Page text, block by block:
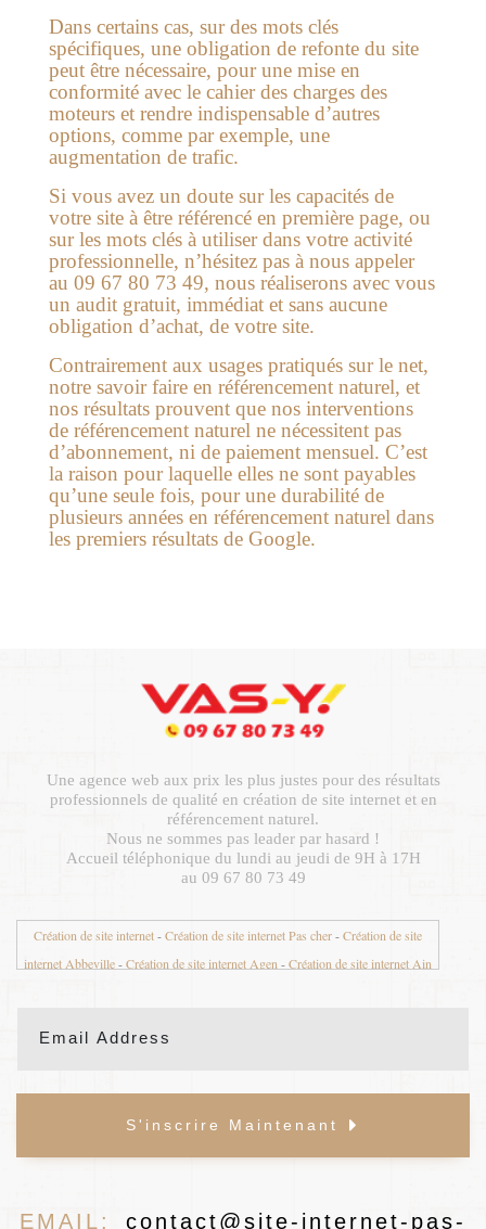
Dans certains cas, sur des mots clés
spécifiques, une obligation de refonte du site
peut être nécessaire, pour une mise en
conformité avec le cahier des charges des
moteurs et rendre indispensable d’autres
options, comme par exemple, une
augmentation de trafic.
Si vous avez un doute sur les capacités de
votre site à être référencé en première page, ou
sur les mots clés à utiliser dans votre activité
professionnelle, n’hésitez pas à nous appeler
au 09 67 80 73 49, nous réaliserons avec vous
un audit gratuit, immédiat et sans aucune
obligation d’achat, de votre site.
Contrairement aux usages pratiqués sur le net,
notre savoir faire en référencement naturel, et
nos résultats prouvent que nos interventions
de référencement naturel ne nécessitent pas
d’abonnement, ni de paiement mensuel. C’est
la raison pour laquelle elles ne sont payables
qu’une seule fois, pour une durabilité de
plusieurs années en référencement naturel dans
les premiers résultats de Google.
Une agence web aux prix les plus justes pour des résultats
professionnels de qualité en création de site internet et en
référencement naturel.
Nous ne sommes pas leader par hasard !
Accueil téléphonique du lundi au jeudi de 9H à 17H
au 09 67 80 73 49
Création de site internet-Création de site internet Pas cher-Création de site
internet Abbeville-Création de site internet Agen -Création de site internet Ain
Création de site internet Albertville
internet Alpes Maritimes 06-Création de site internet Alsace -Création de site
internet Ambazac-Création de site internet Ambert-Création de site internet
Création de site internet Angoulême- Création de site internet Annecy- Création
S'inscrire Maintenant
EMAIL: contact@site-internet-pas-